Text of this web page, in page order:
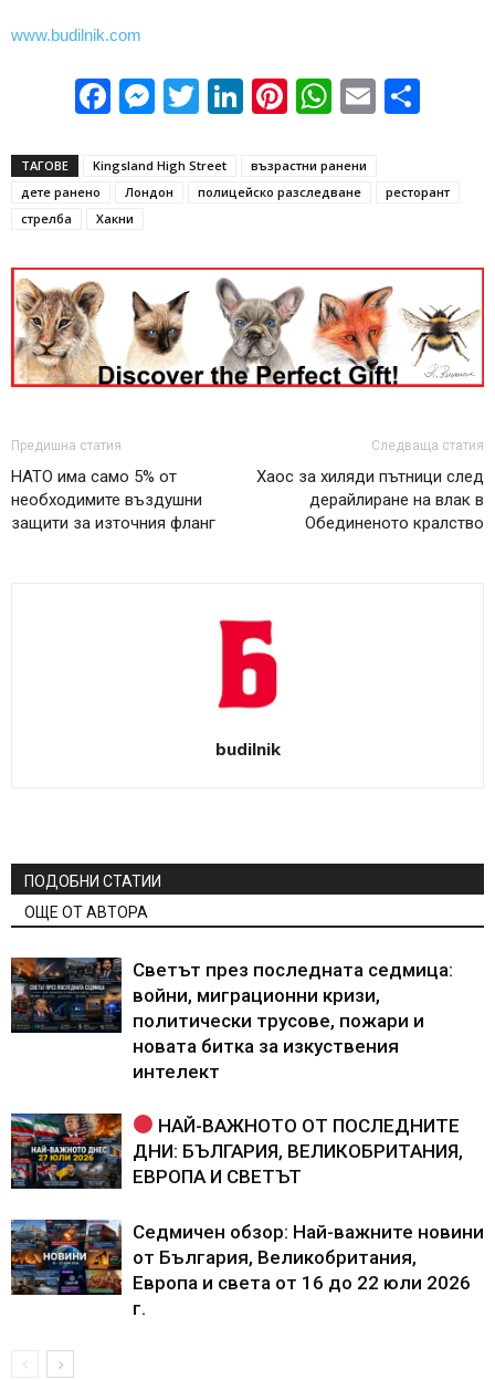
www.budilnik.com
Facebook
Messenger
Twitter
LinkedIn
Pinterest
WhatsApp
Email
ТАГОВЕ Kingsland High Street
възрастни ранени
дете ранено
Лондон полицейско разследване
ресторант
стрелба
Хакни
Предишна статия
НАТО има само 5% от
необходимите въздушни
защити за източния фланг
Следваща статия
Хаос за хиляди пътници след
дерайлиране на влак в
Обединеното кралство
budilnik
ПОДОБНИ СТАТИИ
ОЩЕ ОТ АВТОРА
Светът през последната седмица:
войни, миграционни кризи,
политически трусове, пожари и
новата битка за изкуствения
интелект
НАЙ-ВАЖНОТО ОТ ПОСЛЕДНИТЕ
ДНИ: БЪЛГАРИЯ, ВЕЛИКОБРИТАНИЯ,
ЕВРОПА И СВЕТЪТ
Седмичен обзор: Най-важните новини
от България, Великобритания,
Европа и света от 16 до 22 юли 2026
г.